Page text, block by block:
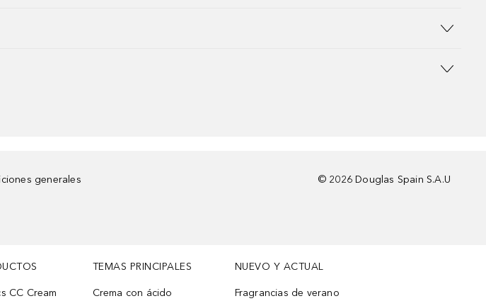
generales
© 2026 Douglas Spain S.A.U
CC Cream
TEMAS PRINCIPALES
Crema con ácido
NUEVO Y ACTUAL
Fragrancias de verano